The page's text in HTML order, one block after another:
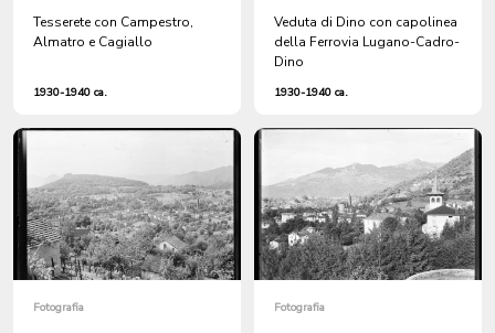
Tesserete con Campestro,
Almatro e Cagiallo
1930-1940 ca.
Veduta di Dino con capolinea
della Ferrovia Lugano-Cadro-
Dino
1930-1940 ca.
Fotografia Fotografia